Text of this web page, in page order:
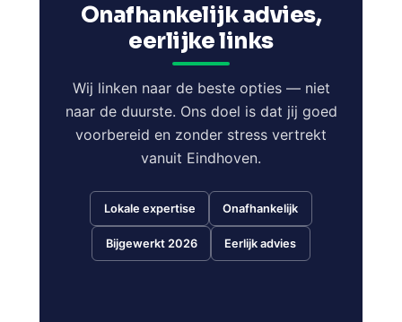
Onafhankelijk advies,
eerlijke links
Wij linken naar de beste opties — niet
naar de duurste. Ons doel is dat jij goed
voorbereid en zonder stress vertrekt
vanuit Eindhoven.
Lokale expertise Onafhankelijk
Bijgewerkt 2026 Eerlijk advies